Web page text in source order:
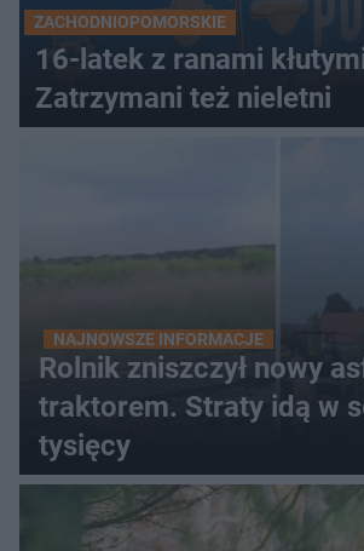
ZACHODNIOPOMORSKIE
16-latek z ranami
Zatrzymani też nieletni
NAJNOWSZE INFORMACJE
Rolnik zniszczył nowy
traktorem. Straty idą w
tysięcy